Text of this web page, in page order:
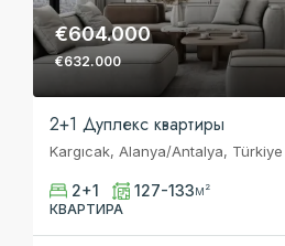
€604.000
€632.000
2+1 Дуплекс квартиры
Kargıcak, Alanya/Antalya, Türkiye
2+1 127-133м²
КВАРТИРА